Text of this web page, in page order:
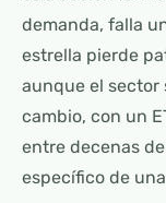
demanda, falla
estrella pierde
aunque el sector
cambio, con un
entre decenas
específico de